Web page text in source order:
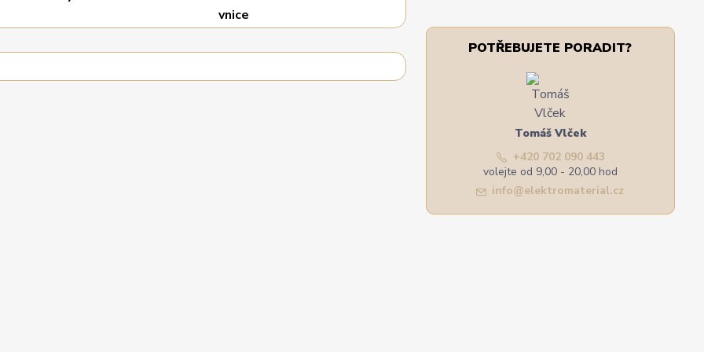
POTŘEBUJETE PORADIT?
Tomáš Vlček
+420 702 090 443
volejte od 9,00 - 20,00 hod
info@elektromaterial.cz